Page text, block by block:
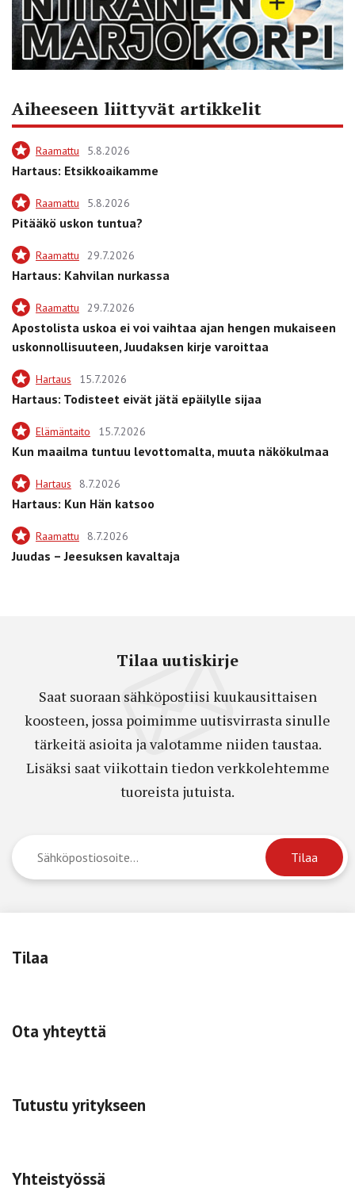
Aiheeseen liittyvät artikkelit
Raamattu 5.8.2026
Hartaus: Etsikkoaikamme
Raamattu 5.8.2026
Pitääkö uskon tuntua?
Raamattu 29.7.2026
Hartaus: Kahvilan nurkassa
Raamattu 29.7.2026
Apostolista uskoa ei voi vaihtaa ajan hengen mukaiseen
uskonnollisuuteen, Juudaksen kirje varoittaa
Hartaus 15.7.2026
Hartaus: Todisteet eivät jätä epäilylle sijaa
Elämäntaito 15.7.2026
Kun maailma tuntuu levottomalta, muuta näkökulmaa
Hartaus 8.7.2026
Hartaus: Kun Hän katsoo
Raamattu 8.7.2026
Juudas – Jeesuksen kavaltaja
Tilaa uutiskirje
Saat suoraan sähköpostiisi kuukausittaisen
koosteen, jossa poimimme uutisvirrasta sinulle
tärkeitä asioita ja valotamme niiden taustaa.
Lisäksi saat viikottain tiedon verkkolehtemme
tuoreista jutuista.
Tilaa
Ota yhteyttä
Tutustu yritykseen
Yhteistyössä